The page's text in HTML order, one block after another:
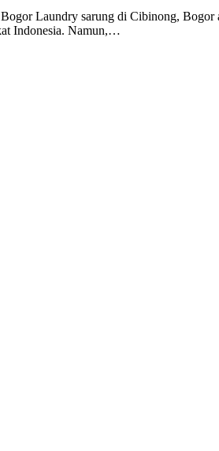
Laundry sarung di Cibinong, Bogor
Indonesia. Namun,…